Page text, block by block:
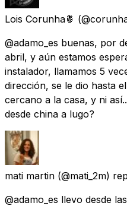
Lois Corunha🍍
@adamo_es buenas, por
abril, y aún estamos
instalador, llamamos 5
dirección, se le dio hasta
cercano a la casa, y ni
desde china a lugo?
mati martin (@mati_2m)
@adamo_es llevo desde